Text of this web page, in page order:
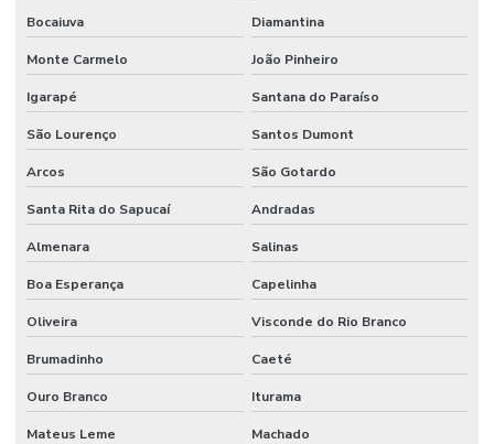
Bocaiuva Diamantina
Monte Carmelo João Pinheiro
Igarapé Santana do Paraíso
São Lourenço Santos Dumont
Arcos São Gotardo
Santa Rita do Sapucaí Andradas
Almenara Salinas
Boa Esperança Capelinha
Oliveira Visconde do Rio Branco
Brumadinho Caeté
Ouro Branco Iturama
Mateus Leme Machado